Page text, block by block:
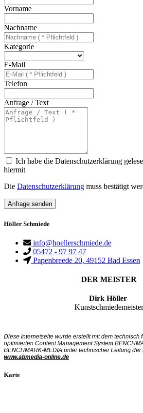
Vorname
Nachname
Kategorie
E-Mail
Telefon
Anfrage / Text
Ich habe die Datenschutzerklärung
hiermit
Die Datenschutzerklärung muss bestätigt
Anfrage senden
Höller Schmiede
info@hoellerschmiede.de
05472 - 97 97 47
Papenbreede 20, 49152 Bad Essen
DER MEISTER
Dirk Höller
Kunstschmiedemeister
Diese Internetseite wurde erstellt mit dem technisch
optimierten Content Management System
BENCHMARK-MEDIA unter technischer Leitung der
www.abmedia-online.de
Karte